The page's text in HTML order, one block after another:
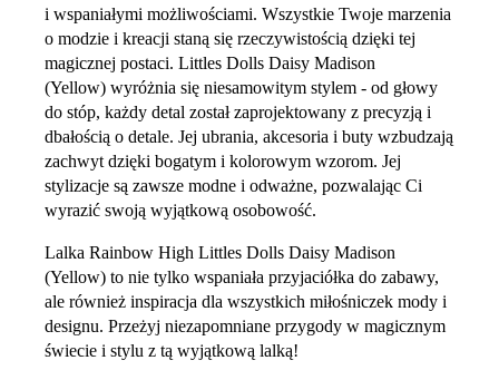
i wspaniałymi możliwościami. Wszystkie Twoje marzenia
o modzie i kreacji staną się rzeczywistością dzięki tej
magicznej postaci. Littles Dolls Daisy Madison
(Yellow) wyróżnia się niesamowitym stylem - od głowy
do stóp, każdy detal został zaprojektowany z precyzją i
dbałością o detale. Jej ubrania, akcesoria i buty wzbudzają
zachwyt dzięki bogatym i kolorowym wzorom. Jej
stylizacje są zawsze modne i odważne, pozwalając Ci
wyrazić swoją wyjątkową osobowość.
Lalka Rainbow High Littles Dolls Daisy Madison
(Yellow) to nie tylko wspaniała przyjaciółka do zabawy,
ale również inspiracja dla wszystkich miłośniczek mody i
designu. Przeżyj niezapomniane przygody w magicznym
świecie i stylu z tą wyjątkową lalką!